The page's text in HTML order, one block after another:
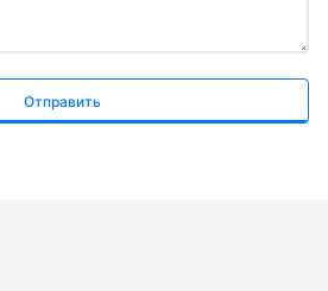
Отправить